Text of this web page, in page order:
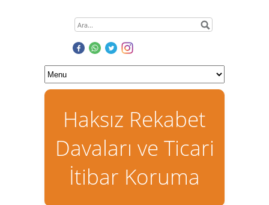
Haksız Rekabet
Davaları ve Ticari
İtibar Koruma